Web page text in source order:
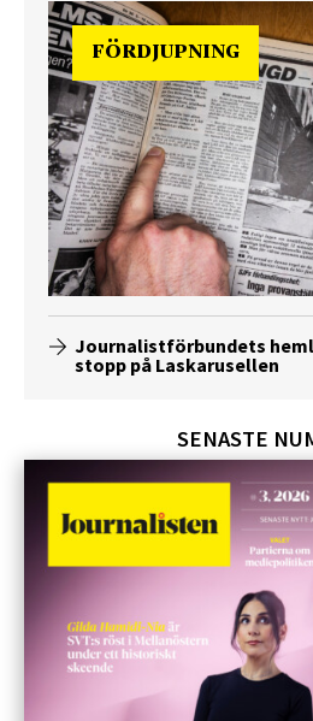
FÖRDJUPNING
Journalistförbundets
stopp på Laskarusellen
SENASTE